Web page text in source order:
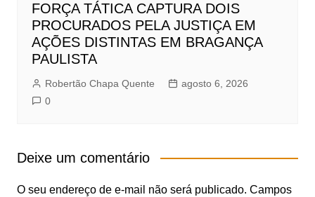
FORÇA TÁTICA CAPTURA DOIS
PROCURADOS PELA JUSTIÇA EM
AÇÕES DISTINTAS EM BRAGANÇA
PAULISTA
Robertão Chapa Quente
agosto 6, 2026
0
Deixe um comentário
O seu endereço de e-mail não será publicado. Campos